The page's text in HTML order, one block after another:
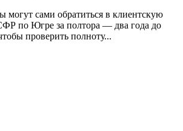
могут сами обратиться в клиентскую
по Югре за полтора — два года до
проверить полноту...